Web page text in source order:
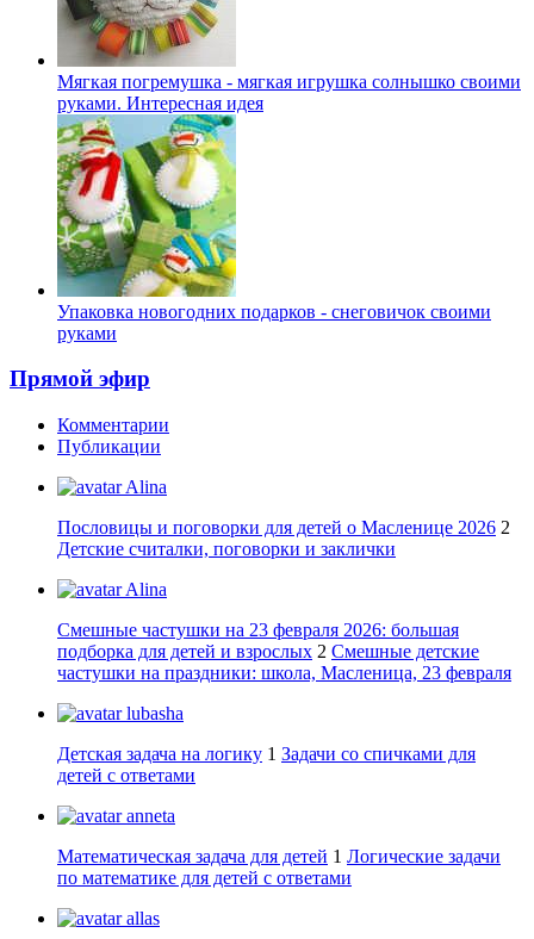
Мягкая погремушка - мягкая игрушка солнышко своими
руками. Интересная идея
Упаковка новогодних подарков - снеговичок своими
руками
Прямой эфир
Комментарии
Публикации
Alina
Пословицы и поговорки для детей о Масленице 2026 2
Детские считалки, поговорки и заклички
Alina
Смешные частушки на 23 февраля 2026: большая
подборка для детей и взрослых 2 Смешные детские
частушки на праздники: школа, Масленица, 23 февраля
lubasha
Детская задача на логику 1 Задачи со спичками для
детей с ответами
anneta
Математическая задача для детей 1 Логические задачи
по математике для детей с ответами
allas